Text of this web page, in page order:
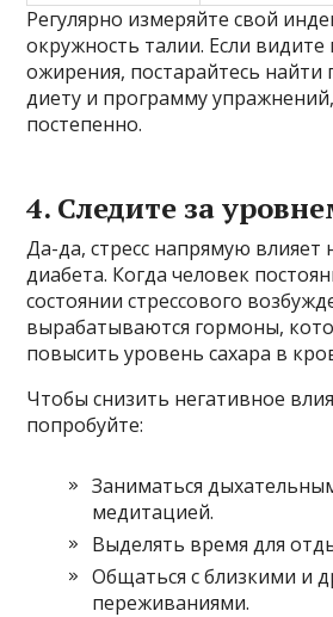
Регулярно измеряйте свой
окружность талии. Если видите
ожирения, постарайтесь
диету и программу
постепенно.
4. Следите за
Да-да, стресс напрямую влияет
диабета. Когда человек
состоянии стрессового
вырабатываются гормоны,
повысить уровень сахара в
Чтобы снизить негативное
попробуйте:
Заниматься
медитацией.
Выделять время для
Общаться с близкими и
переживаниями.